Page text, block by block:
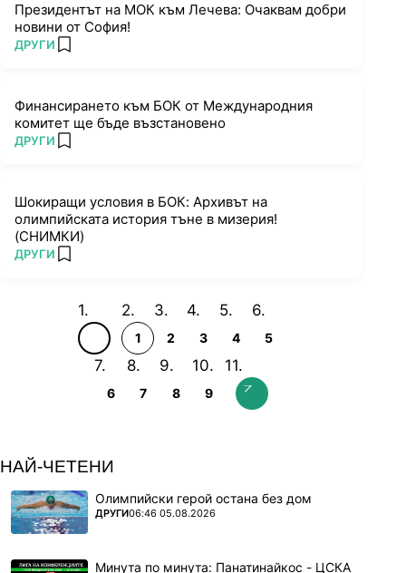
Президентът на МОК към Лечева: Очаквам добри
новини от София!
ПОВЕЧЕ ОТ
ДРУГИ add favorites
Финансирането към БОК от Международния
комитет ще бъде възстановено
ПОВЕЧЕ ОТ
ДРУГИ add favorites
Шокиращи условия в БОК: Архивът на
олимпийската история тъне в мизерия!
(СНИМКИ)
ПОВЕЧЕ ОТ
ДРУГИ add favorites
1 2 3 4 5
6 7 8 9
НАЙ-ЧЕТЕНИ
Олимпийски герой остана без дом
ПОВЕЧЕ ОТ
ДРУГИ06:46 05.08.2026
Минута по минута: Панатинайкос - ЦСКА